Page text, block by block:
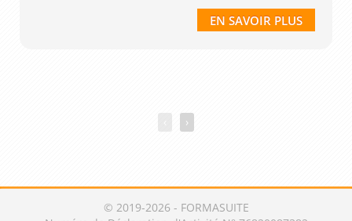
EN SAVOIR PLUS
›
© 2019-2026 - FORMASUITE